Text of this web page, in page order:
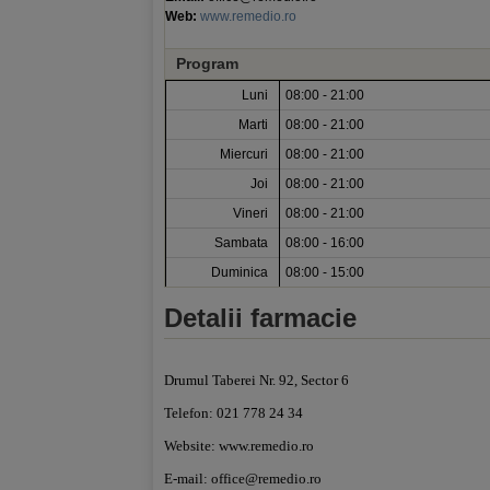
Web: www.remedio.ro
Program
Luni
08:00 - 21:00
Marti
08:00 - 21:00
Miercuri
08:00 - 21:00
Joi
08:00 - 21:00
Vineri
08:00 - 21:00
Sambata
08:00 - 16:00
Duminica
08:00 - 15:00
Detalii farmacie
Drumul Taberei Nr. 92, Sector 6
Telefon: 021 778 24 34
Website: www.remedio.ro
E-mail: office@remedio.ro